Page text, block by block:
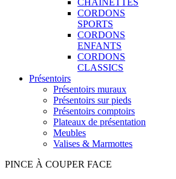
CHAINETTES
CORDONS
SPORTS
CORDONS
ENFANTS
CORDONS
CLASSICS
Présentoirs
Présentoirs muraux
Présentoirs sur pieds
Présentoirs comptoirs
Plateaux de présentation
Meubles
Valises & Marmottes
PINCE À COUPER FACE